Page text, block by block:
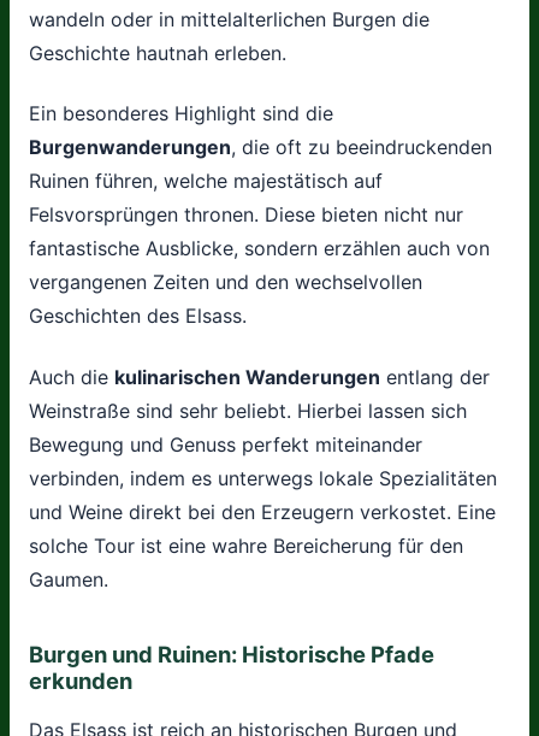
wandeln oder in mittelalterlichen Burgen die
Geschichte hautnah erleben.
Ein besonderes Highlight sind die
Burgenwanderungen, die oft zu beeindruckenden
Ruinen führen, welche majestätisch auf
Felsvorsprüngen thronen. Diese bieten nicht nur
fantastische Ausblicke, sondern erzählen auch von
vergangenen Zeiten und den wechselvollen
Geschichten des Elsass.
Auch die kulinarischen Wanderungen entlang der
Weinstraße sind sehr beliebt. Hierbei lassen sich
Bewegung und Genuss perfekt miteinander
verbinden, indem es unterwegs lokale Spezialitäten
und Weine direkt bei den Erzeugern verkostet. Eine
solche Tour ist eine wahre Bereicherung für den
Gaumen.
Burgen und Ruinen: Historische Pfade
erkunden
Das Elsass ist reich an historischen Burgen und